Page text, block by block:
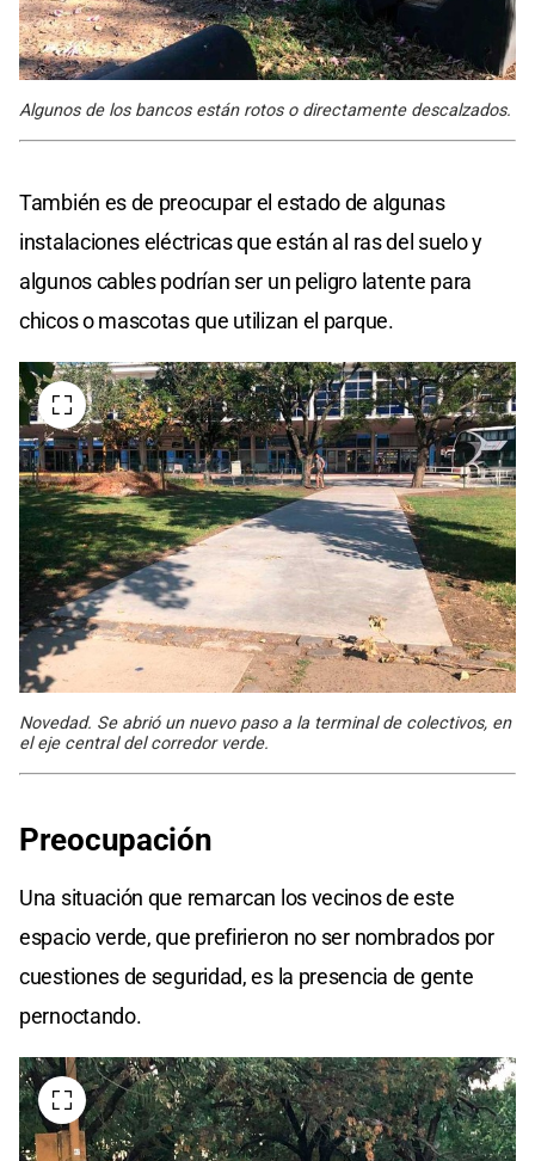
Algunos de los bancos están rotos o directamente descalzados.
También es de preocupar el estado de algunas
instalaciones eléctricas que están al ras del suelo y
algunos cables podrían ser un peligro latente para
chicos o mascotas que utilizan el parque.
Novedad. Se abrió un nuevo paso a la terminal de colectivos, en
el eje central del corredor verde.
Preocupación
Una situación que remarcan los vecinos de este
espacio verde, que prefirieron no ser nombrados por
cuestiones de seguridad, es la presencia de gente
pernoctando.